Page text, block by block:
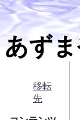
あずま
移転
先